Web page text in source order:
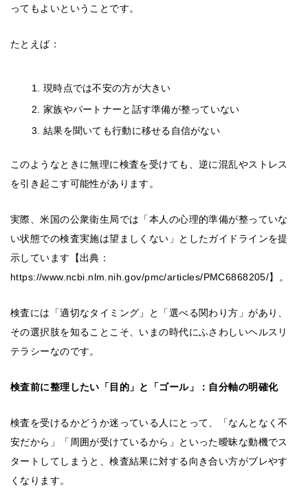
ってもよいということです。
たとえば：
現時点では不安の方が大きい
家族やパートナーと話す準備が整っていない
結果を聞いても行動に移せる自信がない
このようなときに無理に検査を受けても、逆に混乱やストレス
を引き起こす可能性があります。
実際、米国の公衆衛生局では「本人の心理的準備が整っていな
い状態での検査実施は望ましくない」としたガイドラインを提
示しています【出典：
https://www.ncbi.nlm.nih.gov/pmc/articles/PMC6868205/】。
検査には「適切なタイミング」と「選べる関わり方」があり、
その選択肢を知ることこそ、いまの時代にふさわしいヘルスリ
テラシーなのです。
検査前に整理したい「目的」と「ゴール」：自分軸の明確化
検査を受けるかどうか迷っている人にとって、「なんとなく不
安だから」「周囲が受けているから」といった曖昧な動機でス
タートしてしまうと、検査結果に対する向き合い方がブレやす
くなります。